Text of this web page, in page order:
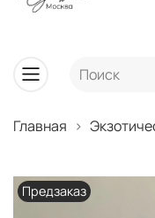
Главная
Предзаказ